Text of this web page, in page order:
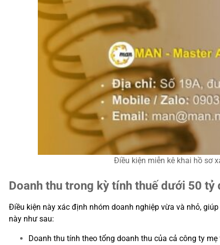
Điều kiện miễn kê khai hồ sơ
Doanh thu trong kỳ tính thuế dưới 50 tỷ
Điều kiện này xác định nhóm doanh nghiệp vừa và nhỏ,
này như sau:
Doanh thu tính theo tổng doanh thu của cả công ty